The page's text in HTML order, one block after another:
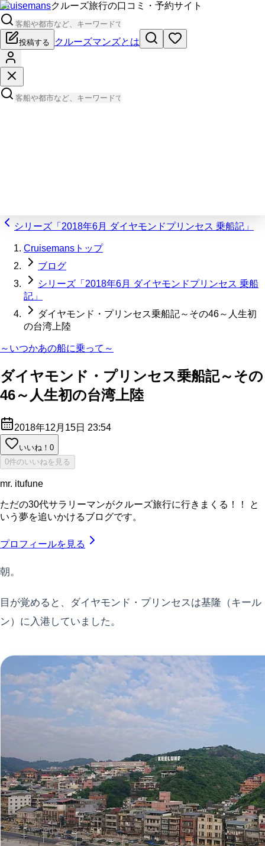
Cruisemansクルーズ旅行の口コミ・予約サイト
投稿する クルーズマンズとは
シリーズ「2018年6月 ダイヤモンドプリンセス 乗船記」
Cruisemansトップ
ブログ
シリーズ「2018年6月 ダイヤモンドプリンセス 乗船
記」
ダイヤモンド・プリンセス乗船記～その46～人生初
の台湾上陸
～いつかあの船に乗って～
ダイヤモンド・プリンセス乗船記～その
46～人生初の台湾上陸
2018年12月15日 23:54
いいね！ 0
0件のいいねを見る
mr. itufune
ただの30代サラリーマンがクルーズ旅行に行きまくる！！ と
いう夢を追いかけるブログです。
プロフィールを見る
朝。
目が覚めると、ダイヤモンド・プリンセスは基隆（キール
ン）に入港していました。